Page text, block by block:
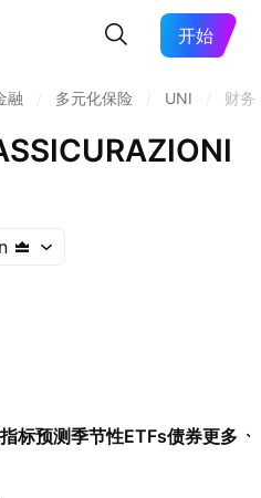
开始
融 多元化保险 UNI 财务
标预测季节性ETFs债券更多